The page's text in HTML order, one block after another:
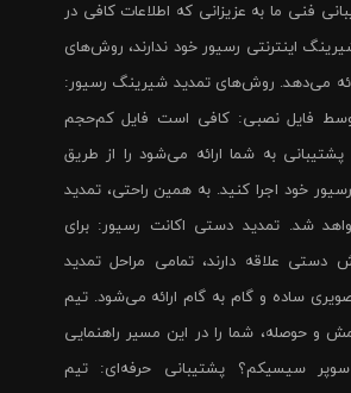
فنی ما به عزیزانی که اطلاعات کافی در
اینترنتی رسیور خود ندارند، روش‌های
می‌دهد. روش‌های تمدید شیرینگ رسیور:
فایل نصبی: کافی است فایل کم‌حجم
به شما ارائه می‌شود را از طریق
خود اجرا کنید. به همین راحتی، تمدید
شد. تمدید دستی اکانت رسیور: برای
علاقه دارند، تمامی مراحل تمدید
ساده و گام به گام ارائه می‌شود. تیم
و حوصله، شما را در این مسیر راهنمایی
سیسیکم؟ پشتیبانی حرفه‌ای: تیم